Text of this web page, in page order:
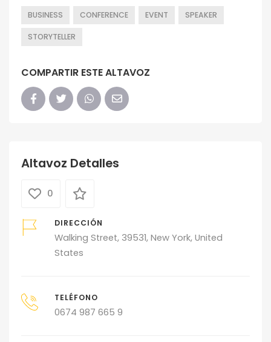
BUSINESS CONFERENCE EVENT SPEAKER
STORYTELLER
COMPARTIR ESTE ALTAVOZ
Altavoz Detalles
0
DIRECCIÓN
Walking Street, 39531, New York, United
States
TELÉFONO
0674 987 665 9